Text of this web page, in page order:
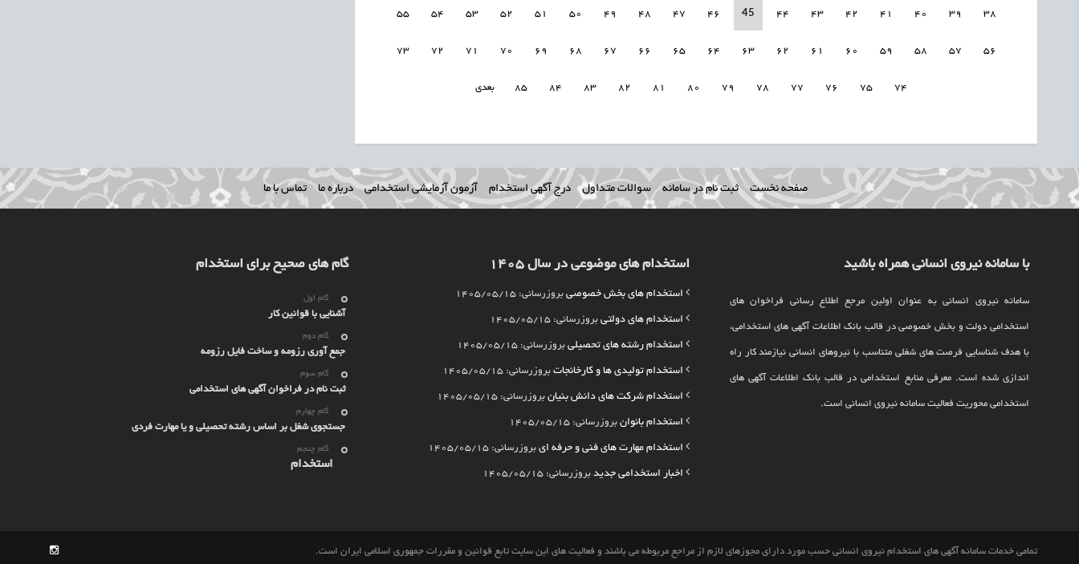
38
39
40
41
42
43
44
45
46
47
48
49
50
51
52
53
54
55
56
57
58
59
60
61
62
63
64
65
66
67
68
69
70
71
72
73
74
75
76
77
78
79
80
81
82
83
84
85 بعدی
صفحه نخست ثبت نام در سامانه سوالات متداول درج آگهی استخدام آزمون آزمایشی استخدامی درباره ما تماس با ما
با سامانه نیروی انسانی همراه باشید
سامانه نیروی انسانی به عنوان اولین مرجع اطلاع رسانی فراخوان های
استخدامی دولت و بخش خصوصی در قالب بانک اطلاعات آگهی های استخدامی،
با هدف شناسایی فرصت های شغلی متناسب با نیروهای انسانی نیازمند کار راه
اندازی شده است. معرفی منابع استخدامی در قالب بانک اطلاعات آگهی های
استخدامی محوریت فعالیت سامانه نیروی انسانی است.
استخدام های موضوعی در سال 1405
استخدام های بخش خصوصی بروزرسانی: 1405/05/15
استخدام های دولتی بروزرسانی: 1405/05/15
استخدام رشته های تحصیلی بروزرسانی: 1405/05/15
استخدام تولیدی ها و کارخانجات بروزرسانی: 1405/05/15
استخدام شرکت های دانش بنیان بروزرسانی: 1405/05/15
استخدام بانوان بروزرسانی: 1405/05/15
استخدام مهارت های فنی و حرفه ای بروزرسانی: 1405/05/15
اخبار استخدامی جدید بروزرسانی: 1405/05/15
گام های صحیح برای استخدام
گام اول
آشنایی با قوانین کار
گام دوم
جمع آوری رزومه و ساخت فایل رزومه
گام سوم
ثبت نام در فراخوان آگهی های استخدامی
گام چهارم
جستجوی شغل بر اساس رشته تحصیلی و یا مهارت فردی
گام چنجم
استخدام
تمامی خدمات سامانه آگهی های استخدام نیروی انسانی حسب مورد دارای مجوزهای لازم از مراجع مربوطه می باشند و فعالیت های این سایت تابع قوانین و مقررات جمهوری اسلامی ایران است.